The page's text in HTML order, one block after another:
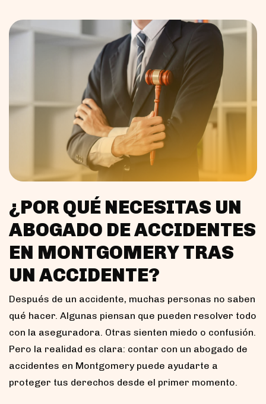
¿POR QUÉ NECESITAS UN
ABOGADO DE ACCIDENTES
EN MONTGOMERY TRAS
UN ACCIDENTE?
Después de un accidente, muchas personas no saben
qué hacer. Algunas piensan que pueden resolver todo
con la aseguradora. Otras sienten miedo o confusión.
Pero la realidad es clara: contar con un abogado de
accidentes en Montgomery puede ayudarte a
proteger tus derechos desde el primer momento.